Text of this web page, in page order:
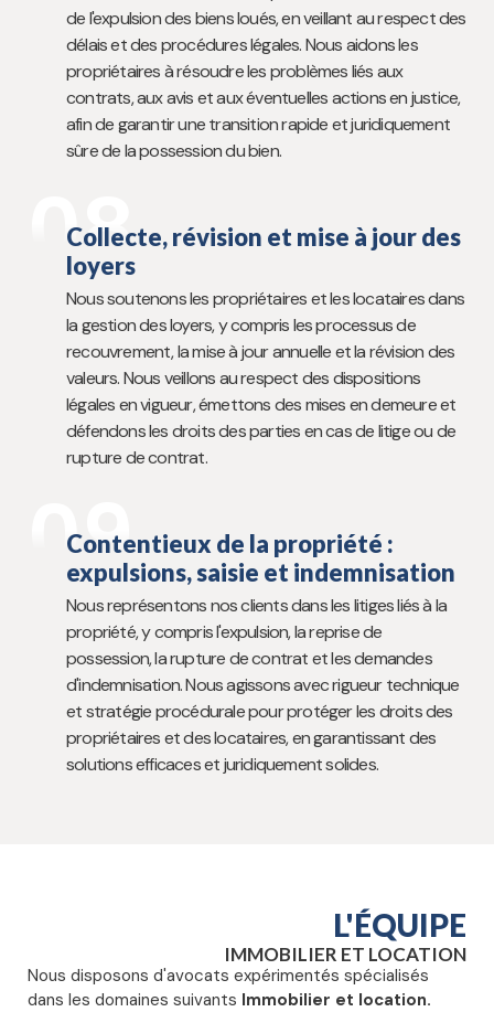
de l'expulsion des biens loués, en veillant au respect des
délais et des procédures légales. Nous aidons les
propriétaires à résoudre les problèmes liés aux
contrats, aux avis et aux éventuelles actions en justice,
afin de garantir une transition rapide et juridiquement
sûre de la possession du bien.
08
Collecte, révision et mise à jour des
loyers
Nous soutenons les propriétaires et les locataires dans
la gestion des loyers, y compris les processus de
recouvrement, la mise à jour annuelle et la révision des
valeurs. Nous veillons au respect des dispositions
légales en vigueur, émettons des mises en demeure et
défendons les droits des parties en cas de litige ou de
rupture de contrat.
09
Contentieux de la propriété :
expulsions, saisie et indemnisation
Nous représentons nos clients dans les litiges liés à la
propriété, y compris l'expulsion, la reprise de
possession, la rupture de contrat et les demandes
d'indemnisation. Nous agissons avec rigueur technique
et stratégie procédurale pour protéger les droits des
propriétaires et des locataires, en garantissant des
solutions efficaces et juridiquement solides.
L'ÉQUIPE
IMMOBILIER ET LOCATION
Nous disposons d'avocats expérimentés spécialisés
dans les domaines suivants Immobilier et location.